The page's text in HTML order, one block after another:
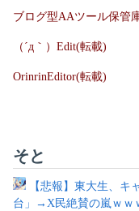
ブログ型AAツール保管
（´д｀）Edit(転載)
OrinrinEditor(転載)
そと
【悲報】東大生、キ
台」→X民絶賛の嵐ｗｗ